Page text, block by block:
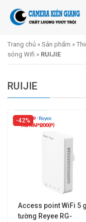
Trang chủ » Sản phẩm »
sóng Wifi » RUIJIE
RUIJIE
42%
Access point WiFi 5
tường Reyee RG-